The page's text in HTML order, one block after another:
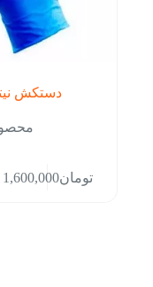
دستکش
تومان1,600,000